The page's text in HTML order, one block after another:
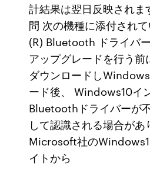
計結果は翌日反映されま
問 次の機種に添付され
(R) Bluetooth ドライバ
アップグレードを行う前
ダウンロードし
ード後、 Windows10イ
Bluetoothドライバーが
して認識される場合があ
Microsoft社の
イトから